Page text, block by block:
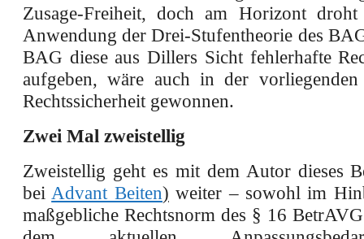
Zusage-Freiheit, doch am Horizont
Anwendung der Drei-Stufentheorie des
BAG diese aus Dillers Sicht fehlerhafte
aufgeben, wäre auch in der
Rechtssicherheit gewonnen.
Zwei Mal zweistellig
Zweistellig geht es mit dem Autor dieses
beiAdvant Beiten) weiter – sowohl im
maßgebliche Rechtsnorm des § 16